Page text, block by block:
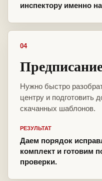
инспектору именно
04
Нужно быстро
центру и подготовить
скачанных шаблонов.
РЕЗУЛЬТАТ
Даем порядок
комплект и готовим
проверки.